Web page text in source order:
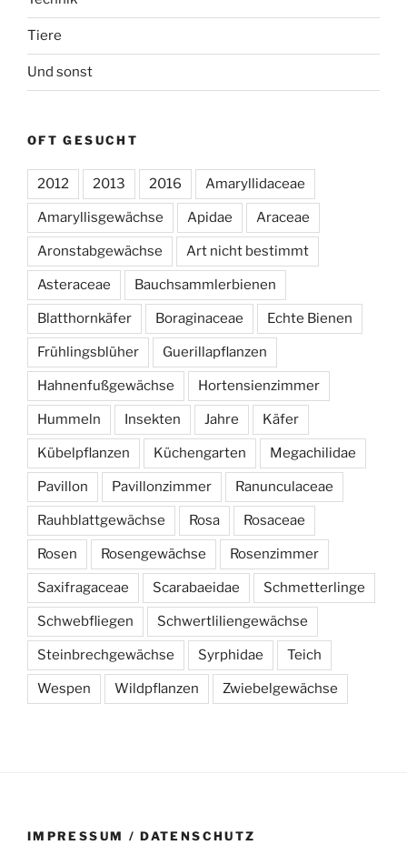
Tiere
Und sonst
OFT GESUCHT
2012 2013 2016 Amaryllidaceae
Amaryllisgewächse Apidae Araceae
Aronstabgewächse Art nicht bestimmt
Asteraceae Bauchsammlerbienen
Blatthornkäfer Boraginaceae Echte Bienen
Frühlingsblüher Guerillapflanzen
Hahnenfußgewächse Hortensienzimmer
Hummeln Insekten Jahre Käfer
Kübelpflanzen Küchengarten Megachilidae
Pavillon Pavillonzimmer Ranunculaceae
Rauhblattgewächse Rosa Rosaceae
Rosen Rosengewächse Rosenzimmer
Saxifragaceae Scarabaeidae Schmetterlinge
Schwebfliegen Schwertliliengewächse
Steinbrechgewächse Syrphidae Teich
Wespen Wildpflanzen Zwiebelgewächse
IMPRESSUM / DATENSCHUTZ